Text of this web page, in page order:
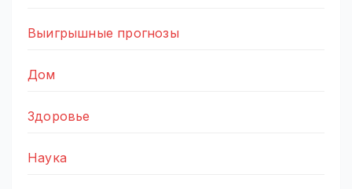
Выигрышные прогнозы
Дом
Здоровье
Наука